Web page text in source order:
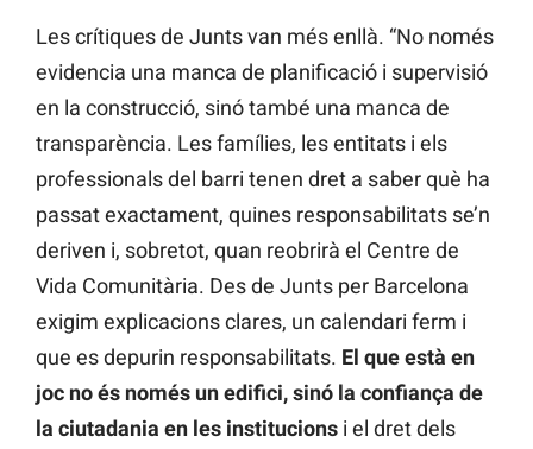
Les crítiques de Junts van més enllà. “No només
evidencia una manca de planificació i supervisió
en la construcció, sinó també una manca de
transparència. Les famílies, les entitats i els
professionals del barri tenen dret a saber què ha
passat exactament, quines responsabilitats se’n
deriven i, sobretot, quan reobrirà el Centre de
Vida Comunitària. Des de Junts per Barcelona
exigim explicacions clares, un calendari ferm i
que es depurin responsabilitats. El que està en
joc no és només un edifici, sinó la confiança de
la ciutadania en les institucions i el dret dels